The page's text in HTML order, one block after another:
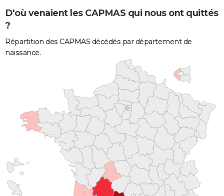
D'où venaient les CAPMAS qui nous ont quittés
?
Répartition des CAPMAS décédés par département de
naissance.